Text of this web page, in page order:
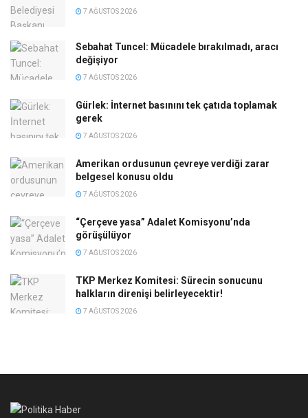
7 AĞUSTOS 2026
Sebahat Tuncel: Mücadele bırakılmadı, aracı
değişiyor
7 AĞUSTOS 2026
Gürlek: İnternet basınını tek çatıda toplamak
gerek
7 AĞUSTOS 2026
Amerikan ordusunun çevreye verdiği zarar
belgesel konusu oldu
7 AĞUSTOS 2026
“Çerçeve yasa” Adalet Komisyonu’nda
görüşülüyor
7 AĞUSTOS 2026
TKP Merkez Komitesi: Sürecin sonucunu
halkların direnişi belirleyecektir!
7 AĞUSTOS 2026